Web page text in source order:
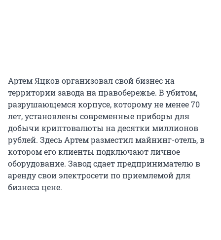
Артем Яцков организовал свой бизнес на
территории завода на правобережье. В убитом,
разрушающемся корпусе, которому не менее 70
лет, установлены современные приборы для
добычи криптовалюты на десятки миллионов
рублей. Здесь Артем разместил майнинг-отель, в
котором его клиенты подключают личное
оборудование. Завод сдает предпринимателю в
аренду свои электросети по приемлемой для
бизнеса цене.